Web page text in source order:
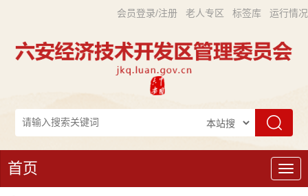
会员登录/注册 老人专区 标签库 运行情况
导
航
首页